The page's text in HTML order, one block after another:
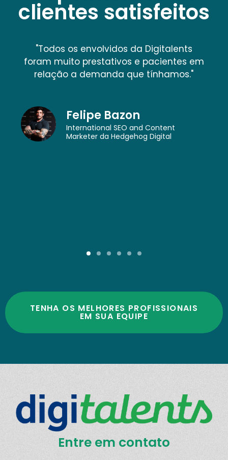
clientes satisfeitos
envolvidos da Digitalents
e pacientes em
que tínhamos."
Bazon
SEO and Content
da Hedgehog Digital
"Nos
tivemos o
necessárias
TENHA OS MELHORES PROFISSIONAIS
EM SUA EQUIPE
Entre em contato